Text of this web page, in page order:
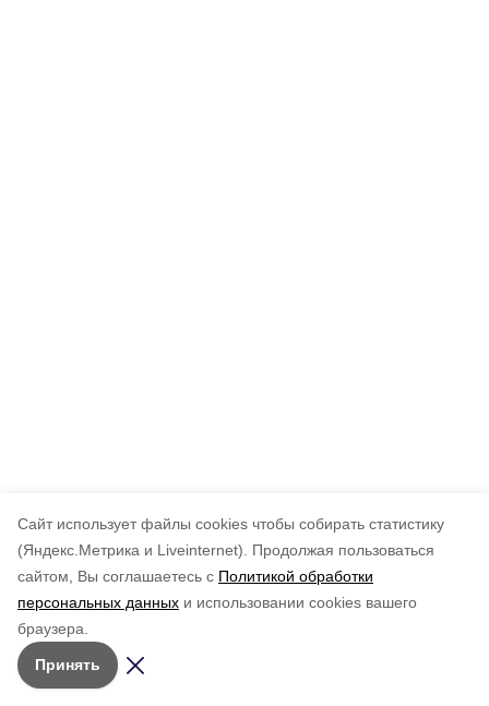
Cайт использует файлы cookies чтобы собирать статистику
(Яндекс.Метрика и Liveinternet).
Продолжая пользоваться
сайтом, Вы соглашаетесь с Политикой обработки
персональных данных и использовании cookies вашего
браузера.
Принять